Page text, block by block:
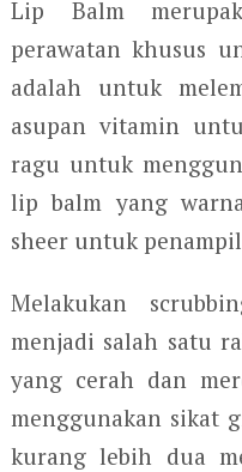
Lip Balm
perawatan khusus
adalah untuk
asupan vitamin
ragu untuk
lip balm yang
sheer untuk
Melakukan
menjadi salah satu
yang cerah dan
menggunakan sikat
kurang lebih dua